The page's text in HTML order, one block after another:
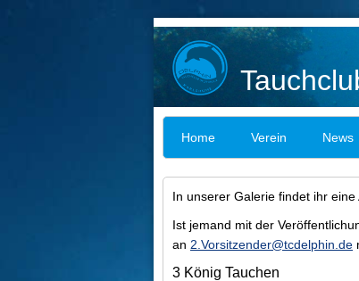
Home Verein News
In unserer Galerie findet ihr
Ist jemand mit der
an 2.Vorsitzender@tcdelphin.de
3 König Tauchen